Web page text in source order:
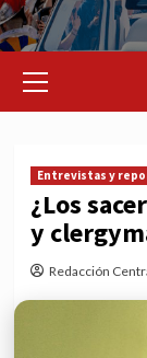
Menu
Entrevistas y
¿Los
y
Redacción